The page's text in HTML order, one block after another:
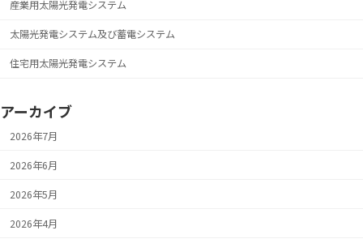
産業用太陽光発電システム
太陽光発電システム及び蓄電システム
住宅用太陽光発電システム
アーカイブ
2026年7月
2026年6月
2026年5月
2026年4月